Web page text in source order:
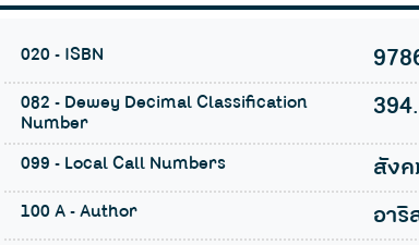
020 - ISBN
082 - Dewey Decimal Classification
Number
099 - Local Call Numbers สัง
100 A - Author อาริ